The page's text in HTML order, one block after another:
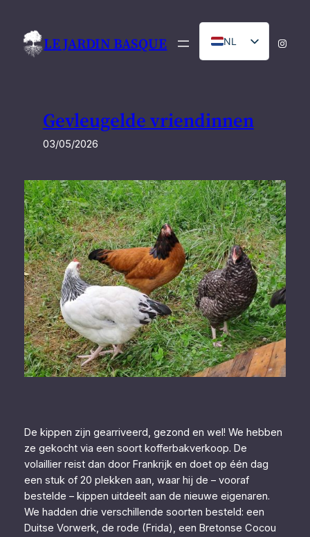
inhoud
LE JARDIN BASQUE
NL
FR
Gevleugelde vriendinnen
03/05/2026
De kippen zijn gearriveerd, gezond en wel! We hebben
ze gekocht via een soort kofferbakverkoop. De
volaillier reist dan door Frankrijk en doet op één dag
een stuk of 20 plekken aan, waar hij de – vooraf
bestelde – kippen uitdeelt aan de nieuwe eigenaren.
We hadden drie verschillende soorten besteld: een
Duitse Vorwerk, de rode (Frida), een Bretonse Cocou